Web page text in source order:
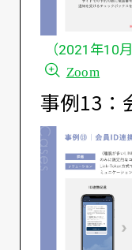
（2021年10
Zoom
事例13：